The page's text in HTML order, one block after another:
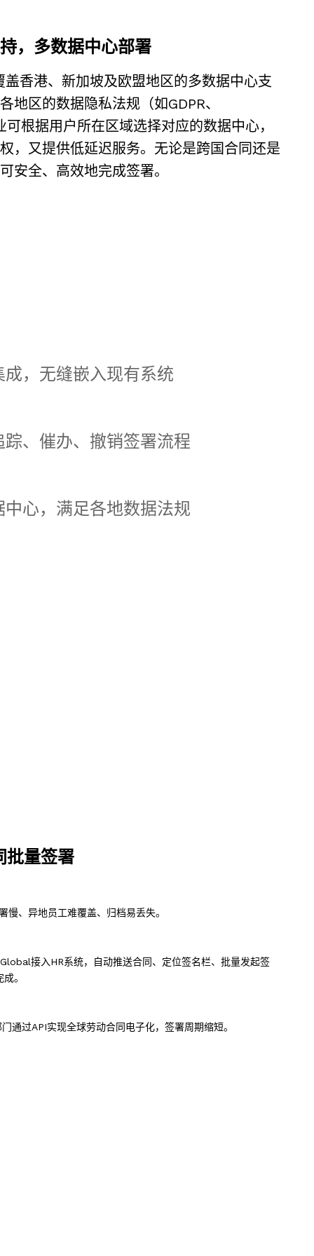
，多数据中心部署
香港、新加坡及欧盟地区的多数据中心支
地区的数据隐私法规（如GDPR、
可根据用户所在区域选择对应的数据中心，
，又提供低延迟服务。无论是跨国合同还是
安全、高效地完成签署。
成，无缝嵌入现有系统
踪、催办、撤销签署流程
中心，满足各地数据法规
批量签署
、异地员工难覆盖、归档易丢失。
接入HR系统，自动推送合同、定位签名栏、批量发起签
。
通过API实现全球劳动合同电子化，签署周期缩短。